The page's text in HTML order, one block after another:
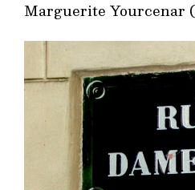
Marguerite Yourcenar